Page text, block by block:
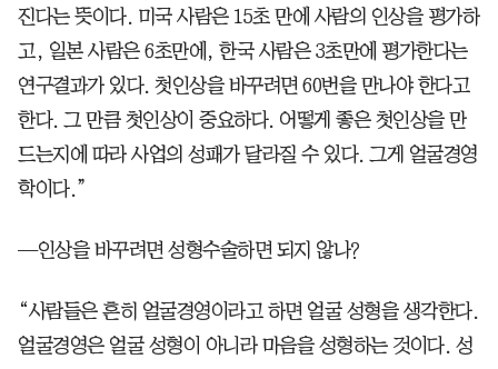
진다는 뜻이다. 미국 사람은 15초 만에 사람의 인상을 평가하
고, 일본 사람은 6초만에, 한국 사람은 3초만에 평가한다는
연구결과가 있다. 첫인상을 바꾸려면 60번을 만나야 한다고
한다. 그 만큼 첫인상이 중요하다. 어떻게 좋은 첫인상을 만
드는지에 따라 사업의 성패가 달라질 수 있다. 그게 얼굴경영
학이다.”
—인상을 바꾸려면 성형수술하면 되지 않나?
“사람들은 흔히 얼굴경영이라고 하면 얼굴 성형을 생각한다.
얼굴경영은 얼굴 성형이 아니라 마음을 성형하는 것이다. 성